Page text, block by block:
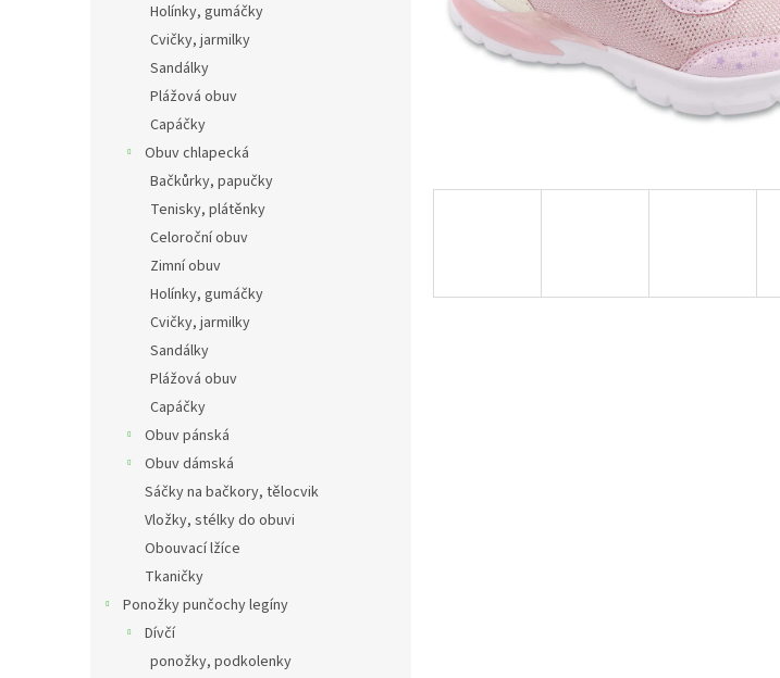
Holínky, gumáčky
Cvičky, jarmilky
Sandálky
Plážová obuv
Capáčky
Obuv chlapecká
Bačkůrky, papučky
Tenisky, plátěnky
Celoroční obuv
Zimní obuv
Holínky, gumáčky
Cvičky, jarmilky
Sandálky
Plážová obuv
Capáčky
Obuv pánská
Obuv dámská
Sáčky na bačkory, tělocvik
Vložky, stélky do obuvi
Obouvací lžíce
Tkaničky
Ponožky punčochy legíny
Dívčí
ponožky, podkolenky